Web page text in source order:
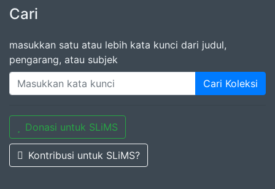
Cari
masukkan satu atau lebih kata kunci dari judul,
pengarang, atau subjek
Cari Koleksi
Donasi untuk SLiMS
Kontribusi untuk SLiMS?